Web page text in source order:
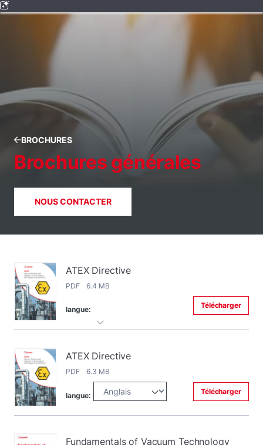
BROCHURES
Brochures générales
NOUS CONTACTER
ATEX Directive
PDF 6.4 MB
langue: Télécharger
ATEX Directive
PDF 6.3 MB
langue: Télécharger
Fundamentals of Vacuum Technology